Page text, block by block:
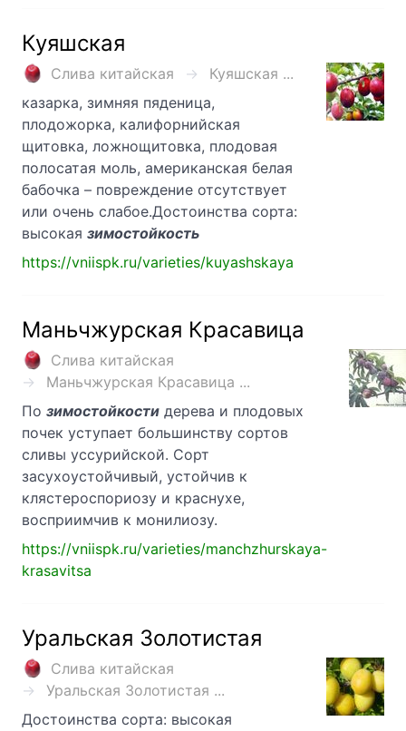
Куяшская
Слива китайская
Куяшская ...
казарка, зимняя пяденица,
плодожорка, калифорнийская
щитовка, ложнощитовка, плодовая
полосатая моль, американская белая
бабочка – повреждение отсутствует
или очень слабое.Достоинства сорта:
высокая зимостойкость
https://vniispk.ru/varieties/kuyashskaya
Маньчжурская Красавица
Слива китайская
Маньчжурская Красавица ...
По зимостойкости дерева и плодовых
почек уступает большинству сортов
сливы уссурийской. Сорт
засухоустойчивый, устойчив к
клястероспориозу и краснухе,
восприимчив к монилиозу.
https://vniispk.ru/varieties/manchzhurskaya-
krasavitsa
Уральская Золотистая
Слива китайская
Уральская Золотистая ...
Достоинства сорта: высокая